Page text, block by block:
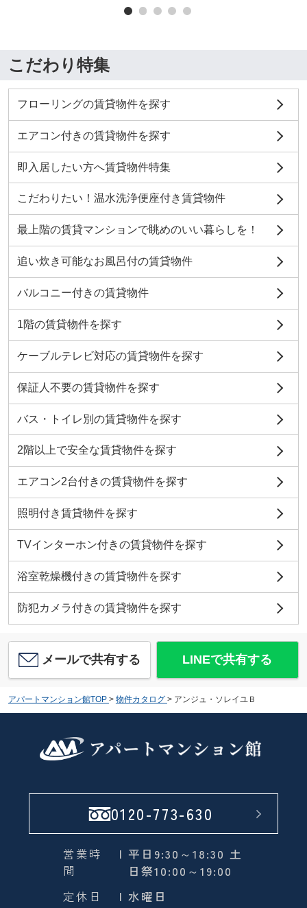
こだわり特集
フローリングの賃貸物件を探す
エアコン付きの賃貸物件を探す
即入居したい方へ賃貸物件特集
こだわりたい！温水洗浄便座付き賃貸物件
最上階の賃貸マンションで眺めのいい暮らしを！
追い炊き可能なお風呂付の賃貸物件
バルコニー付きの賃貸物件
1階の賃貸物件を探す
ケーブルテレビ対応の賃貸物件を探す
保証人不要の賃貸物件を探す
バス・トイレ別の賃貸物件を探す
2階以上で安全な賃貸物件を探す
エアコン2台付きの賃貸物件を探す
照明付き賃貸物件を探す
TVインターホン付きの賃貸物件を探す
浴室乾燥機付きの賃貸物件を探す
防犯カメラ付きの賃貸物件を探す
メールで共有する LINEで共有する
アパートマンション館TOP > 物件カタログ > アンジュ・ソレイユＢ
0120-773-630
営業時
間
| 平日9:30～18:30 土
日祭10:00～19:00
定休日
| 水曜日